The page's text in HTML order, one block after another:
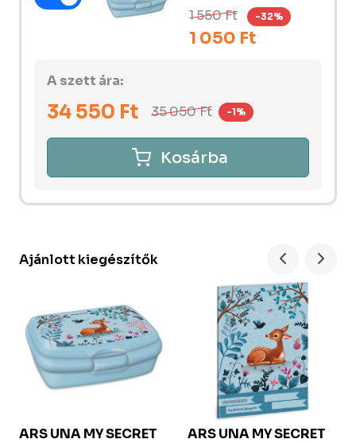
1 550 Ft
-32%
1 050 Ft
A szett ára:
34 550 Ft 35 050Ft -1%
Kosárba
Ajánlott kiegészítők
ARS UNAMY SECRET
ARS UNAMY SECRET